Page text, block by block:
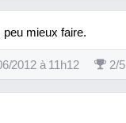
mieux faire.
2012 à 11h12 2/5